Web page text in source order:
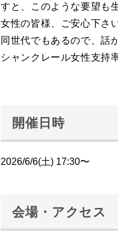
すと、このような要望も
女性の皆様、ご安心下さ
同世代でもあるので、話
シャンクレール女性支持
開催日時
2026/6/6(土) 17:30〜
会場・アクセス